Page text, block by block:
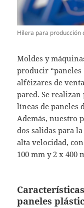
Hilera para producción
Moldes y
producir “paneles
alféizares de
pared. Se
líneas de paneles
Además, nuestro
dos salidas para
alta velocidad,
100 mm y 2 x 400
paneles